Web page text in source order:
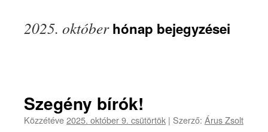
2025. októberhónap bejegyzései
Szegény bírók!
Közzétéve2025. október 9. csütörtök | Szerző: Árus Zsolt